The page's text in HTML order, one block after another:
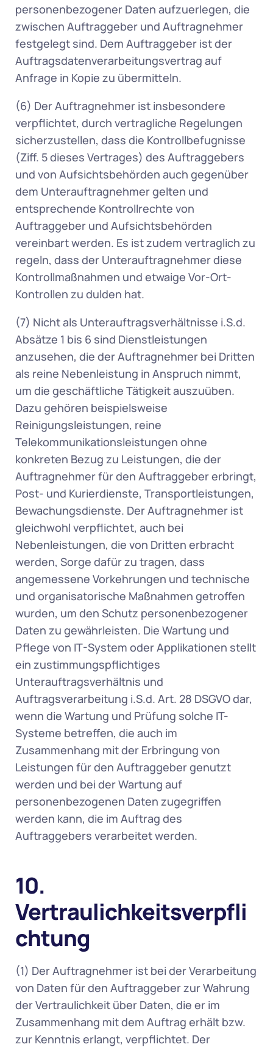
personenbezogener Daten aufzuerlegen, die
zwischen Auftraggeber und Auftragnehmer
festgelegt sind. Dem Auftraggeber ist der
Auftragsdatenverarbeitungsvertrag auf
Anfrage in Kopie zu übermitteln.
(6) Der Auftragnehmer ist insbesondere
verpflichtet, durch vertragliche Regelungen
sicherzustellen, dass die Kontrollbefugnisse
(Ziff. 5 dieses Vertrages) des Auftraggebers
und von Aufsichtsbehörden auch gegenüber
dem Unterauftragnehmer gelten und
entsprechende Kontrollrechte von
Auftraggeber und Aufsichtsbehörden
vereinbart werden. Es ist zudem vertraglich zu
regeln, dass der Unterauftragnehmer diese
Kontrollmaßnahmen und etwaige Vor-Ort-
Kontrollen zu dulden hat.
(7) Nicht als Unterauftragsverhältnisse i.S.d.
Absätze 1 bis 6 sind Dienstleistungen
anzusehen, die der Auftragnehmer bei Dritten
als reine Nebenleistung in Anspruch nimmt,
um die geschäftliche Tätigkeit auszuüben.
Dazu gehören beispielsweise
Reinigungsleistungen, reine
Telekommunikationsleistungen ohne
konkreten Bezug zu Leistungen, die der
Auftragnehmer für den Auftraggeber erbringt,
Post- und Kurierdienste, Transportleistungen,
Bewachungsdienste. Der Auftragnehmer ist
gleichwohl verpflichtet, auch bei
Nebenleistungen, die von Dritten erbracht
werden, Sorge dafür zu tragen, dass
angemessene Vorkehrungen und technische
und organisatorische Maßnahmen getroffen
wurden, um den Schutz personenbezogener
Daten zu gewährleisten. Die Wartung und
Pflege von IT-System oder Applikationen stellt
ein zustimmungspflichtiges
Unterauftragsverhältnis und
Auftragsverarbeitung i.S.d. Art. 28 DSGVO dar,
wenn die Wartung und Prüfung solche IT-
Systeme betreffen, die auch im
Zusammenhang mit der Erbringung von
Leistungen für den Auftraggeber genutzt
werden und bei der Wartung auf
personenbezogenen Daten zugegriffen
werden kann, die im Auftrag des
Auftraggebers verarbeitet werden.
10.
Vertraulichkeitsverpfli
chtung
(1) Der Auftragnehmer ist bei der Verarbeitung
von Daten für den Auftraggeber zur Wahrung
der Vertraulichkeit über Daten, die er im
Zusammenhang mit dem Auftrag erhält bzw.
zur Kenntnis erlangt, verpflichtet. Der